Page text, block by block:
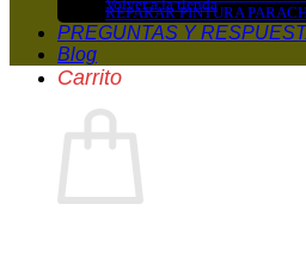
Volver a la tienda
Carrito
REPARAR PINTURA
PREGUNTAS Y
Blog